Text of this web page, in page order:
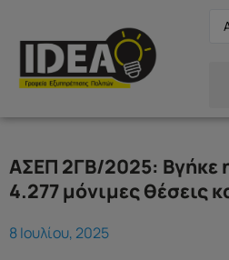
ΑΣΕΠ 2ΓΒ/2025: Βγήκε
4.277 μόνιμες θέσεις
8 Ιουλίου, 2025